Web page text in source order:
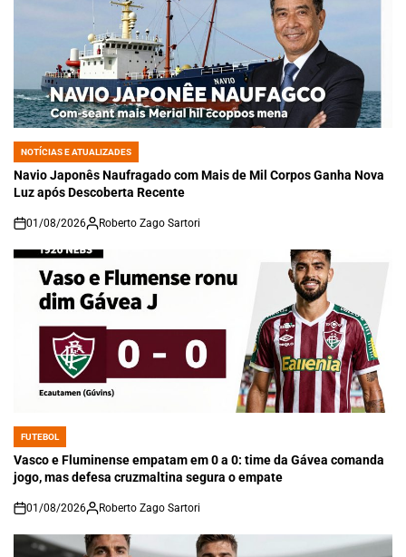
POSTED
IN
NOTÍCIAS E ATUALIZADES
Navio Japonês Naufragado com Mais de Mil Corpos Ganha Nova
Luz após Descoberta Recente
on
01/08/2026 Roberto Zago Sartori
POSTED
IN
FUTEBOL
Vasco e Fluminense empatam em 0 a 0: time da Gávea comanda
jogo, mas defesa cruzmaltina segura o empate
on
01/08/2026 Roberto Zago Sartori